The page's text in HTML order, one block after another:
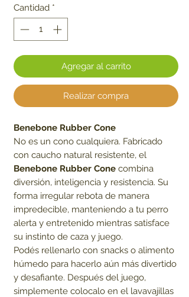
Cantidad *
Agregar al carrito
Realizar compra
Benebone Rubber Cone
No es un cono cualquiera. Fabricado
con caucho natural resistente, el
Benebone Rubber Cone combina
diversión, inteligencia y resistencia. Su
forma irregular rebota de manera
impredecible, manteniendo a tu perro
alerta y entretenido mientras satisface
su instinto de caza y juego.
Podés rellenarlo con snacks o alimento
húmedo para hacerlo aún más divertido
y desafiante. Después del juego,
simplemente colocalo en el lavavajillas